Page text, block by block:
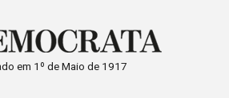
em 1º de Maio de 1917